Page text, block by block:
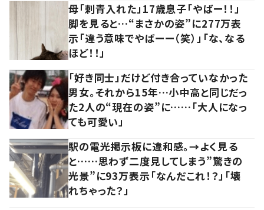
母「刺青入れた」17歳息子「やばー！！」
脚を見ると…“まさかの姿”に277万表
示「違う意味でやばーー（笑）」「な、なる
ほど！！」
「好き同士」だけど付き合っていなかった
男女。それから15年…小中高と同じだっ
た2人の“現在の姿”に……「大人になっ
ても可愛い」
駅の電光掲示板に違和感。→よく見る
と……思わず二度見してしまう”驚きの
光景”に93万表示「なんだこれ！？」「壊
れちゃった？」